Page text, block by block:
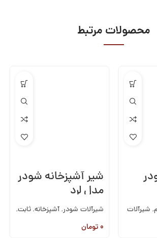
محصولات مرتبط
, شیرآلات
شیر آشپزخانه شودر
مدل لرد
شیرآلات شودر,آشپزخانه,ثابت,
شیرآلات روکار
۰تومان